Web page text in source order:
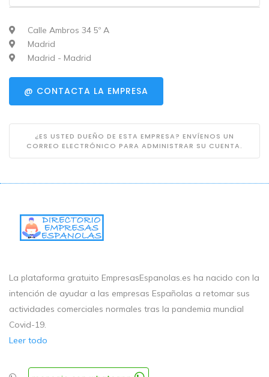
Calle Ambros 34 5º A
Madrid
Madrid - Madrid
@ CONTACTA LA EMPRESA
¿ES USTED DUEÑO DE ESTA EMPRESA? ENVÍENOS UN
CORREO ELECTRÓNICO PARA ADMINISTRAR SU CUENTA.
La plataforma gratuito EmpresasEspanolas.es ha nacido con la
intención de ayudar a las empresas Españolas a retomar sus
actividades comerciales normales tras la pandemia mundial
Covid-19.
Leer todo